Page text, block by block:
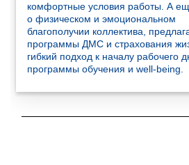
комфортные условия работы. А
о физическом и эмоциональном
благополучии коллектива,
программы ДМС и страхования
гибкий подход к началу рабочего
программы обучения и well-being.